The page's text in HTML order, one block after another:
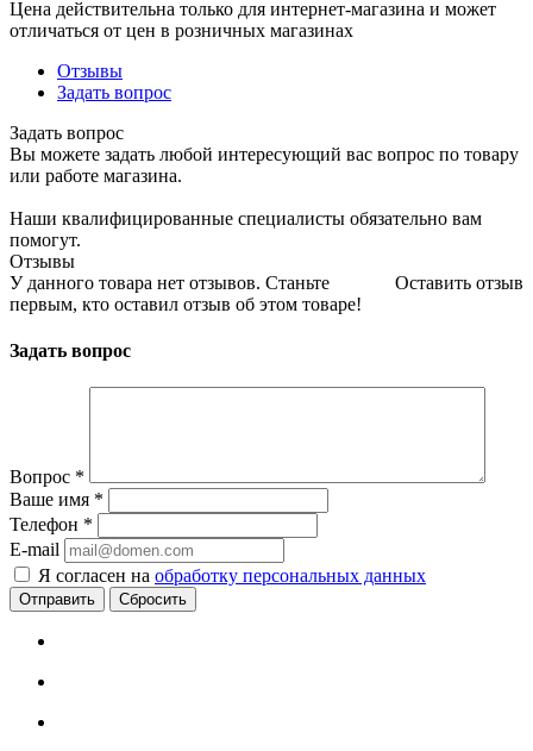
Цена действительна только для интернет-магазина и может
отличаться от цен в розничных магазинах
Отзывы
Задать вопрос
Задать вопрос
Вы можете задать любой интересующий вас вопрос по товару
или работе магазина.
Наши квалифицированные специалисты обязательно вам
помогут.
Отзывы
Оставить отзыв
У данного товара нет отзывов. Станьте
первым, кто оставил отзыв об этом товаре!
Задать вопрос
Вопрос *
Ваше имя *
Телефон *
E-mail
Я согласен на обработку персональных данных
Сбросить